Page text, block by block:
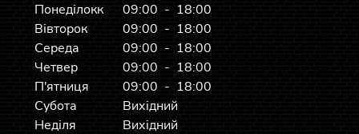
Понеділокк
09:00 - 18:00
Вівторок
09:00 - 18:00
Середа
09:00 - 18:00
Четвер
09:00 - 18:00
П'ятниця
09:00 - 18:00
Субота
Вихідний
Неділя
Вихідний